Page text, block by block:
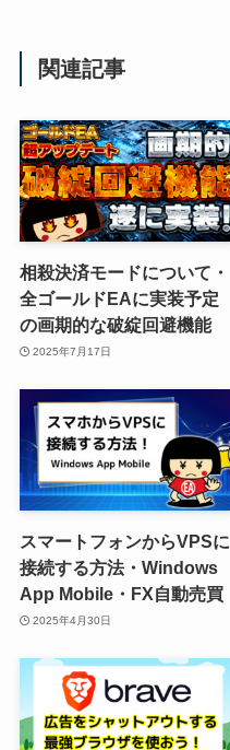
関連記事
相殺決済モードについて・
全ゴールドEAに実装予定
の画期的な破綻回避機能
2025年7月17日
スマートフォンからVPSに
接続する方法・Windows
App Mobile・FX自動売買
2025年4月30日